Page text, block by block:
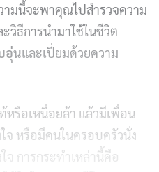
มนี้จะพาคุณไปสำรวจความ
ะวิธีการนำมาใช้ในชีวิต
อุ่นและเปี่ยมด้วยความ
รือเหนื่อยล้า แล้วมีเพื่อน
จ หรือมีคนในครอบครัวนั่ง
การกระทำเหล่านี้คือ